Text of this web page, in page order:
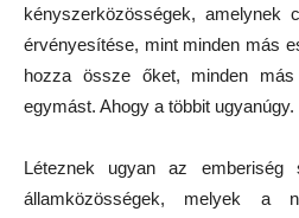
kényszerközösségek, amelynek
érvényesítése, mint minden más
hozza össze őket, minden
egymást. Ahogy a többit ugyanúgy.
Léteznek ugyan az emberiség
államközösségek, melyek a